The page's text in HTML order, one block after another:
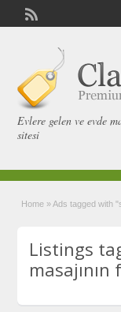
Evlere gelen ve evde
sitesi
Home » Ads tagged with
Listings
masajının